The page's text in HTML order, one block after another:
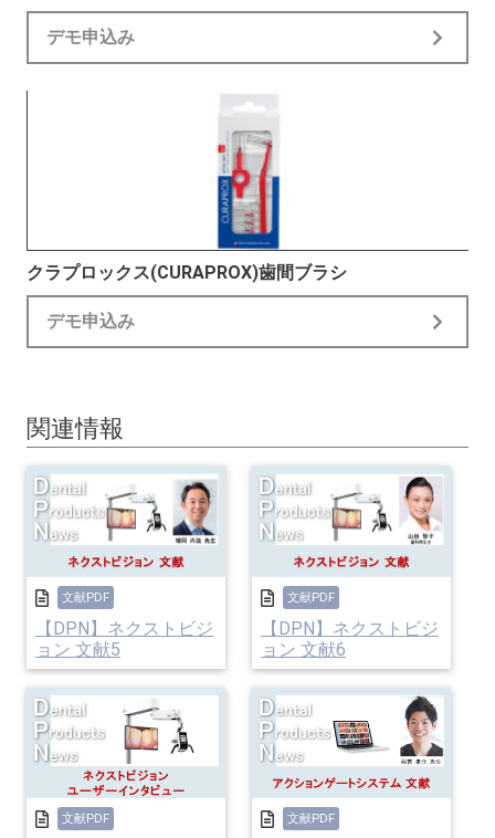
デモ申込み
クラプロックス(CURAPROX)歯間ブラシ
デモ申込み
関連情報
文献PDF
【DPN】ネクストビジ
ョン 文献5
文献PDF
【DPN】ネクストビジ
ョン 文献6
文献PDF 文献PDF